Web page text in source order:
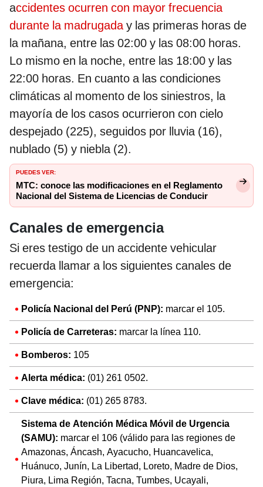
accidentes ocurren con mayor frecuencia
durante la madrugaday las primeras horas de
la mañana, entre las 02:00 y las 08:00 horas.
Lo mismo en la noche, entre las 18:00 y las
22:00 horas. En cuanto a las condiciones
climáticas al momento de los siniestros, la
mayoría de los casos ocurrieron con cielo
despejado (225), seguidos por lluvia (16),
nublado (5) y niebla (2).
PUEDES VER:
MTC: conoce las modificaciones en el Reglamento
Nacional del Sistema de Licencias de Conducir
Canales de emergencia
Si eres testigo de un accidente vehicular
recuerda llamar a los siguientes canales de
emergencia:
Policía Nacional del Perú (PNP): marcar el 105.
Policía de Carreteras: marcar la línea 110.
Bomberos: 105
Alerta médica: (01) 261 0502.
Clave médica: (01) 265 8783.
Sistema de Atención Médica Móvil de Urgencia
(SAMU): marcar el 106 (válido para las regiones de
Amazonas, Áncash, Ayacucho, Huancavelica,
Huánuco, Junín, La Libertad, Loreto, Madre de Dios,
Piura, Lima Región, Tacna, Tumbes, Ucayali,